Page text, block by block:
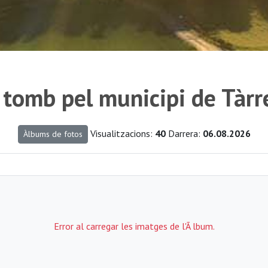
pel municipi de
Àlbums de fotos Visualitzacions: 40Darrera: 06.08.2026
Error al carregar les imatges de l'Ã lbum.